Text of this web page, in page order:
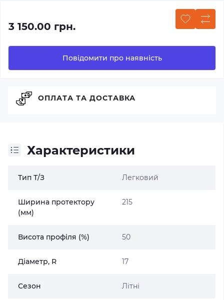
3 150.00 грн.
Повідомити про наявність
Характеристики
Тип Т/З Легковий
Ширина протектору
(мм)
215
Висота профіля (%) 50
Діаметр, R 17
Сезон Літні
ОПЛАТА ТА ДОСТАВКА